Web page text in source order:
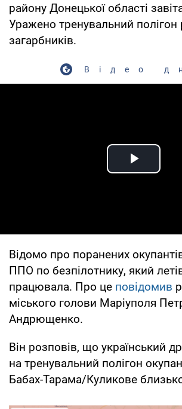
району Донецької області
Уражено тренувальний полігон
загарбників.
Відео
Play
Відомо про поранених
ППО по безпілотнику, який
працювала. Про це повідомив
міського голови Маріуполя
Андрющенко.
Він розповів, що український
на тренувальний полігон
Бабах-Тарама/Куликове